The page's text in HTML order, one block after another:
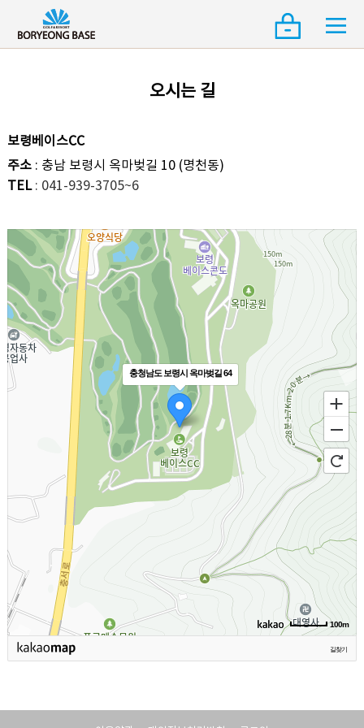
오시는 길
보령베이스CC
주소: 충남 보령시 옥마벚길 10 (명천동)
TEL: 041-939-3705~6
충청남도 보령시 옥마벚길 64
100m
길찾기